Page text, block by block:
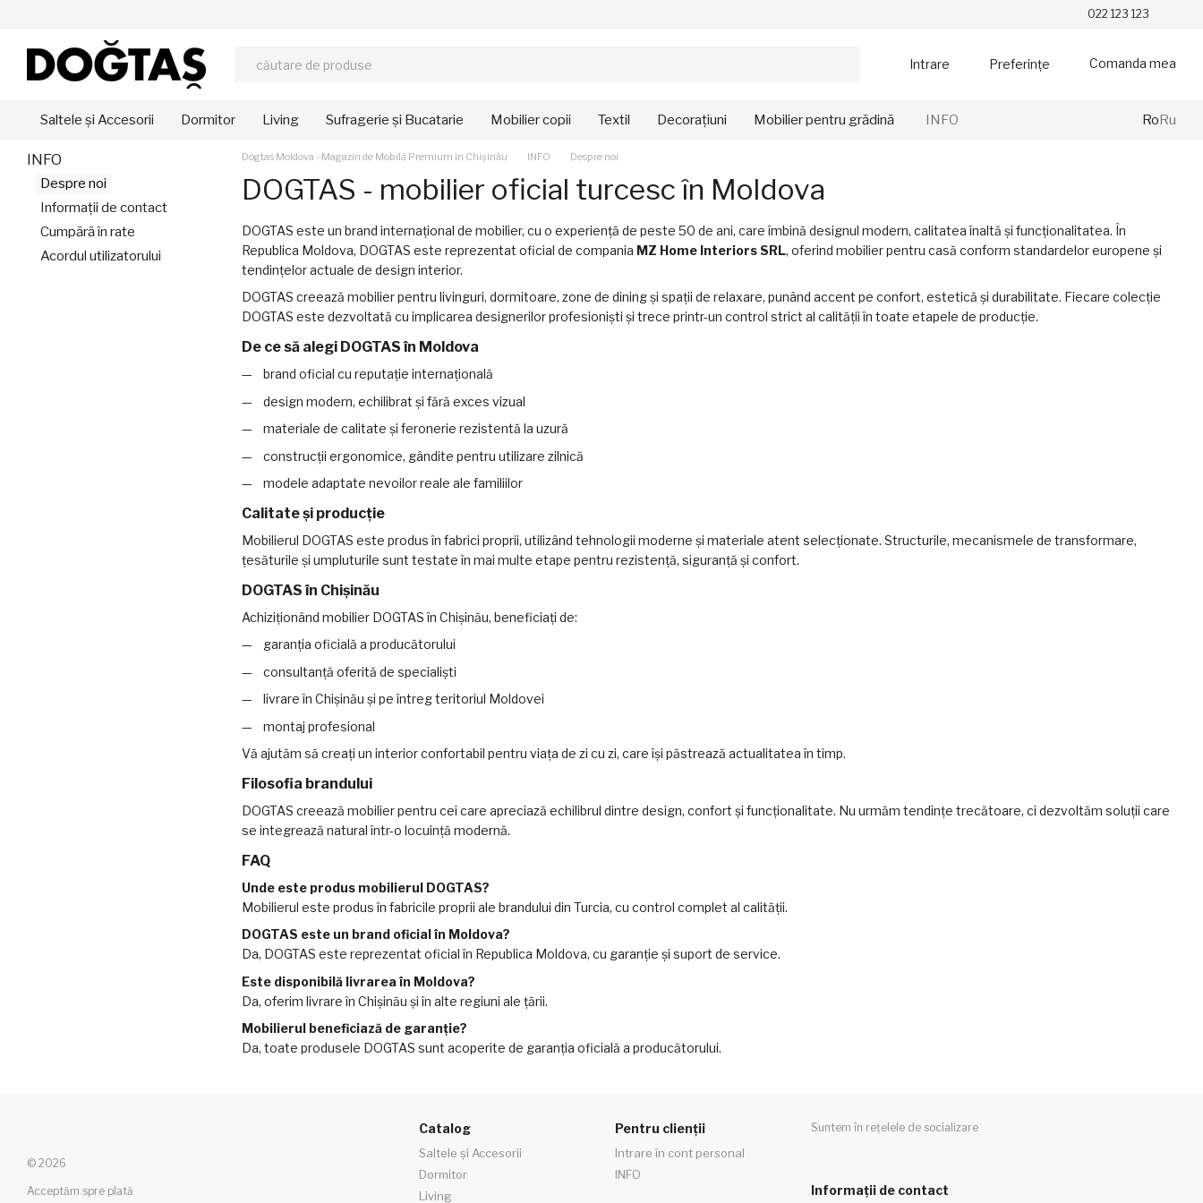
022 123 123
Intrare Preferințe Comanda mea
Saltele și Accesorii Dormitor Living Sufragerie și Bucatarie Mobilier copii Textil Decorațiuni Mobilier pentru grădină INFO RoRu
Dogtas Moldova - Magazin de Mobilă Premium în Chișinău INFO Despre noi
DOGTAS - mobilier oficial turcesc în Moldova
DOGTAS este un brand internațional de mobilier, cu o experiență de peste 50 de ani, care îmbină designul modern, calitatea înaltă și funcționalitatea. În
Republica Moldova, DOGTAS este reprezentat oficial de compania MZ Home InteriorsSRL, oferind mobilier pentru casă conform standardelor europene și
tendințelor actuale de design interior.
DOGTAS creează mobilier pentru livinguri, dormitoare, zone de dining și spații de relaxare, punând accent pe confort, estetică și durabilitate. Fiecare colecție
DOGTAS este dezvoltată cu implicarea designerilor profesioniști și trece printr-un control strict al calității în toate etapele de producție.
De ce să alegi DOGTAS în Moldova
brand oficial cu reputație internațională
design modern, echilibrat și fără exces vizual
materiale de calitate și feronerie rezistentă la uzură
construcții ergonomice, gândite pentru utilizare zilnică
modele adaptate nevoilor reale ale familiilor
Calitate și producție
Mobilierul DOGTAS este produs în fabrici proprii, utilizând tehnologii moderne și materiale atent selecționate. Structurile, mecanismele de transformare,
țesăturile și umpluturile sunt testate în mai multe etape pentru rezistență, siguranță și confort.
DOGTAS în Chișinău
Achiziționând mobilier DOGTAS în Chișinău, beneficiați de:
garanția oficială a producătorului
consultanță oferită de specialiști
livrare în Chișinău și pe întreg teritoriul Moldovei
montaj profesional
Vă ajutăm să creați un interior confortabil pentru viața de zi cu zi, care își păstrează actualitatea în timp.
Filosofia brandului
DOGTAS creează mobilier pentru cei care apreciază echilibrul dintre design, confort și funcționalitate. Nu urmăm tendințe trecătoare, ci dezvoltăm soluții care
se integrează natural într-o locuință modernă.
FAQ
Unde este produs mobilierul DOGTAS?
Mobilierul este produs în fabricile proprii ale brandului din Turcia, cu control complet al calității.
DOGTAS este un brand oficial în Moldova?
Da, DOGTAS este reprezentat oficial în Republica Moldova, cu garanție și suport de service.
Este disponibilă livrarea în Moldova?
Da, oferim livrare în Chișinău și în alte regiuni ale țării.
Mobilierul beneficiază de garanție?
Da, toate produsele DOGTAS sunt acoperite de garanția oficială a producătorului.
INFO
Despre noi
Informații de contact
Cumpără în rate
Acordul utilizatorului
© 2026
Acceptăm spre plată
Catalog
Saltele și Accesorii
Dormitor
Living
Pentru clienții
Intrare în cont personal
INFO
Suntem în rețelele de socializare
Informații de contact